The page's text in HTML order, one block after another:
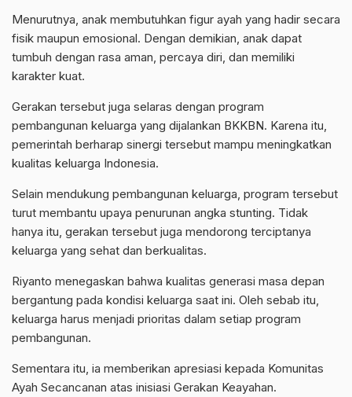
Menurutnya, anak membutuhkan figur ayah yang hadir secara
fisik maupun emosional. Dengan demikian, anak dapat
tumbuh dengan rasa aman, percaya diri, dan memiliki
karakter kuat.
Gerakan tersebut juga selaras dengan program
pembangunan keluarga yang dijalankan BKKBN. Karena itu,
pemerintah berharap sinergi tersebut mampu meningkatkan
kualitas keluarga Indonesia.
Selain mendukung pembangunan keluarga, program tersebut
turut membantu upaya penurunan angka stunting. Tidak
hanya itu, gerakan tersebut juga mendorong terciptanya
keluarga yang sehat dan berkualitas.
Riyanto menegaskan bahwa kualitas generasi masa depan
bergantung pada kondisi keluarga saat ini. Oleh sebab itu,
keluarga harus menjadi prioritas dalam setiap program
pembangunan.
Sementara itu, ia memberikan apresiasi kepada Komunitas
Ayah Secancanan atas inisiasi Gerakan Keayahan.